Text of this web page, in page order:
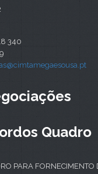
340
Quadro
PARA FORNECIMENTO